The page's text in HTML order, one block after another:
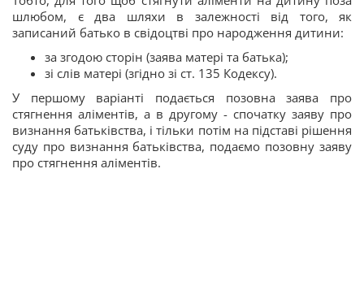
шлюбом, є два шляхи в залежності від того, як
записаний батько в свідоцтві про народження дитини:
за згодою сторін (заява матері та батька);
зі слів матері (згідно зі ст. 135 Кодексу).
У першому варіанті подається позовна заява про
стягнення аліментів, а в другому - спочатку заяву про
визнання батьківства, і тільки потім на підставі рішення
суду про визнання батьківства, подаємо позовну заяву
про стягнення аліментів.